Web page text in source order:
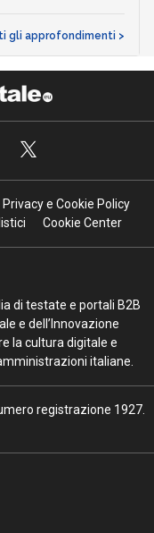
gli approfondimenti >
Privacy e Cookie Policy
Cookie Center
di testate e portali B2B
e dell’Innovazione
la cultura digitale e
italiane.
registrazione 1927.